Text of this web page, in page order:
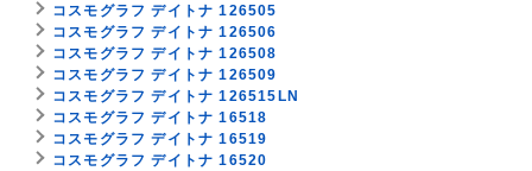
コスモグラフ デイトナ 126505
コスモグラフ デイトナ 126506
コスモグラフ デイトナ 126508
コスモグラフ デイトナ 126509
コスモグラフ デイトナ 126515LN
コスモグラフ デイトナ 16518
コスモグラフ デイトナ 16519
コスモグラフ デイトナ 16520